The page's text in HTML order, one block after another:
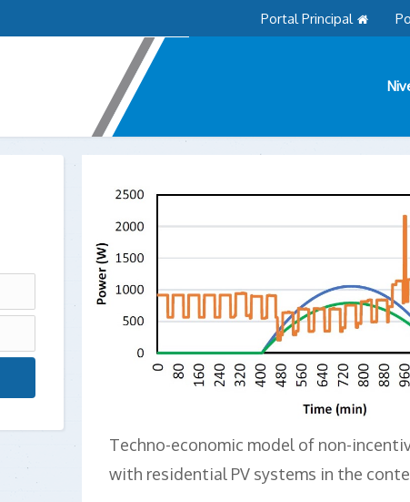
Portal Principal
Techno-economic model of non-
with residential PV systems in the